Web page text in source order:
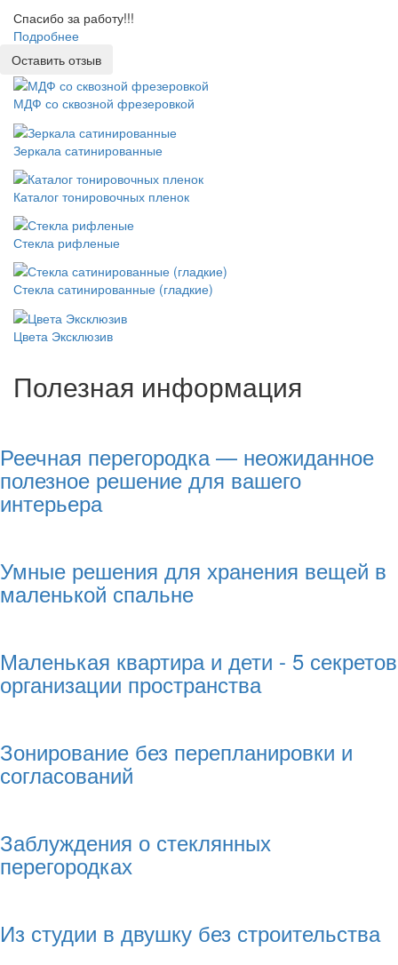
Спасибо за работу!!!
Подробнее
Оставить отзыв
МДФ со сквозной фрезеровкой
Зеркала сатинированные
Каталог тонировочных пленок
Стекла рифленые
Стекла сатинированные (гладкие)
Цвета Эксклюзив
Полезная информация
Реечная перегородка — неожиданное
полезное решение для вашего
интерьера
Умные решения для хранения вещей в
маленькой спальне
Маленькая квартира и дети - 5 секретов
организации пространства
Зонирование без перепланировки и
согласований
Заблуждения о стеклянных
перегородках
Из студии в двушку без строительства